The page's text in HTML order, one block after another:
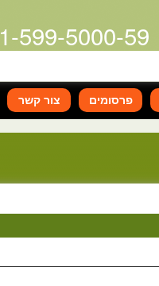
1-599-5000-59
פרסומים צור קשר